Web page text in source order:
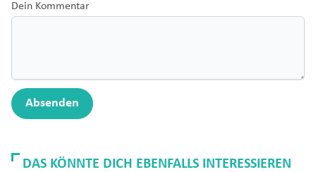
Dein Kommentar
Absenden
DAS KÖNNTE DICH EBENFALLS INTERESSIEREN